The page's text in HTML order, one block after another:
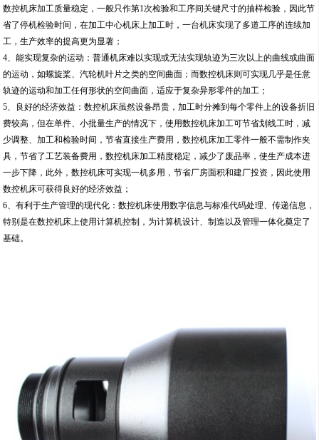
数控机床加工质量稳定，一般只作第1次检验和工序间关键尺寸的抽样检验，因此节
省了停机检验时间，在加工中心机床上加工时，一台机床实现了多道工序的连续加
工，生产效率的提高更为显著；
4、能实现复杂的运动：普通机床难以实现或无法实现轨迹为三次以上的曲线或曲面
的运动，如螺旋桨、汽轮机叶片之类的空间曲面；而数控机床则可实现几乎是任意
轨迹的运动和加工任何形状的空间曲面，适应于复杂异形零件的加工；
5、良好的经济效益：数控机床虽然设备昂贵，加工时分摊到每个零件上的设备折旧
费较高，但在单件、小批量生产的情况下，使用数控机床加工可节省划线工时，减
少调整、加工和检验时间，节省直接生产费用，数控机床加工零件一般不需制作夹
具，节省了工艺装备费用，数控机床加工精度稳定，减少了废品率，使生产成本进
一步下降，此外，数控机床可实现一机多用，节省厂房面积和建厂投资，因此使用
数控机床可获得良好的经济效益；
6、有利于生产管理的现代化：数控机床使用数字信息与标准代码处理、传递信息，
特别是在数控机床上使用计算机控制，为计算机设计、制造以及管理一体化奠定了
基础。